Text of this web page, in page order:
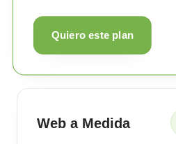
Quiero este plan
Web a Medida